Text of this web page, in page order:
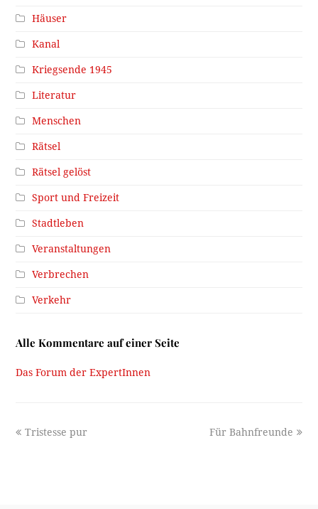
Häuser
Kanal
Kriegsende 1945
Literatur
Menschen
Rätsel
Rätsel gelöst
Sport und Freizeit
Stadtleben
Veranstaltungen
Verbrechen
Verkehr
Alle Kommentare auf einer Seite
Das Forum der ExpertInnen
previous
Tristesse pur
next
Für Bahnfreunde